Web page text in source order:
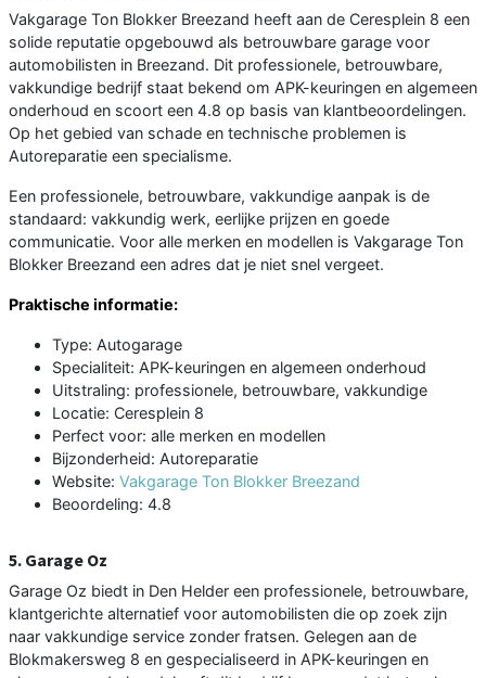
Vakgarage Ton Blokker Breezand heeft aan de Ceresplein 8 een
solide reputatie opgebouwd als betrouwbare garage voor
automobilisten in Breezand. Dit professionele, betrouwbare,
vakkundige bedrijf staat bekend om APK-keuringen en algemeen
onderhoud en scoort een 4.8 op basis van klantbeoordelingen.
Op het gebied van schade en technische problemen is
Autoreparatie een specialisme.
Een professionele, betrouwbare, vakkundige aanpak is de
standaard: vakkundig werk, eerlijke prijzen en goede
communicatie. Voor alle merken en modellen is Vakgarage Ton
Blokker Breezand een adres dat je niet snel vergeet.
Praktische informatie:
Type: Autogarage
Specialiteit: APK-keuringen en algemeen onderhoud
Uitstraling: professionele, betrouwbare, vakkundige
Locatie: Ceresplein 8
Perfect voor: alle merken en modellen
Bijzonderheid: Autoreparatie
Website: Vakgarage Ton Blokker Breezand
Beoordeling: 4.8
5. Garage Oz
Garage Oz biedt in Den Helder een professionele, betrouwbare,
klantgerichte alternatief voor automobilisten die op zoek zijn
naar vakkundige service zonder fratsen. Gelegen aan de
Blokmakersweg 8 en gespecialiseerd in APK-keuringen en